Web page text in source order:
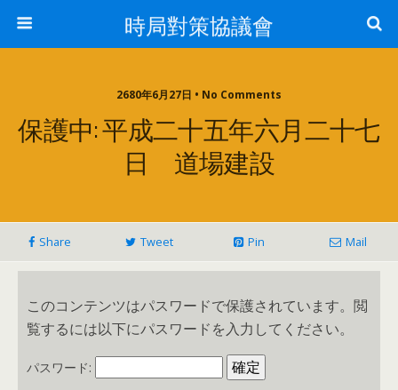
時局對策協議會
2680年6月27日 • No Comments
保護中: 平成二十五年六月二十七
日 道場建設
Share Tweet Pin Mail
このコンテンツはパスワードで保護されています。閲
覧するには以下にパスワードを入力してください。
パスワード: